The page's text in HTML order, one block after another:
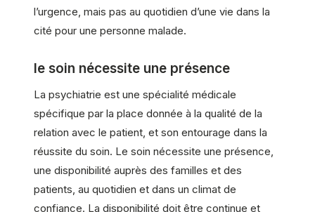
l’urgence, mais pas au quotidien d’une vie dans la
cité pour une personne malade.
le soin nécessite une présence
La psychiatrie est une spécialité médicale
spécifique par la place donnée à la qualité de la
relation avec le patient, et son entourage dans la
réussite du soin. Le soin nécessite une présence,
une disponibilité auprès des familles et des
patients, au quotidien et dans un climat de
confiance. La disponibilité doit être continue et